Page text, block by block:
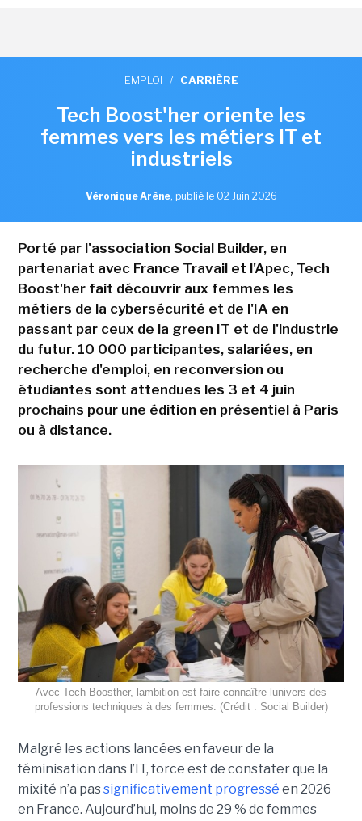
EMPLOI / CARRIÈRE
Tech Boost'her oriente les
femmes vers les métiers IT et
industriels
Véronique Arène, publié le 02 Juin 2026
Porté par l'association Social Builder, en
partenariat avec France Travail et l'Apec, Tech
Boost'her fait découvrir aux femmes les
métiers de la cybersécurité et de l'IA en
passant par ceux de la green IT et de l'industrie
du futur. 10 000 participantes, salariées, en
recherche d'emploi, en reconversion ou
étudiantes sont attendues les 3 et 4 juin
prochains pour une édition en présentiel à Paris
ou à distance.
Avec Tech Boosther, lambition est faire connaître lunivers des
professions techniques à des femmes. (Crédit : Social Builder)
Malgré les actions lancées en faveur de la
féminisation dans l’IT, force est de constater que la
mixité n’a passignificativement progressé en 2026
en France. Aujourd’hui, moins de 29 % de femmes